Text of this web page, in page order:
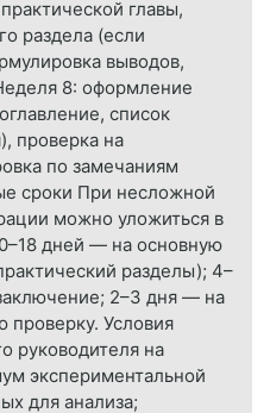
главы,
раздела (если
выводов,
8: оформление
список
проверка на
по замечаниям
сроки При несложной
можно уложиться в
дней — на основную
разделы); 4–
2–3 дня — на
Условия
руководителя на
экспериментальной
для анализа;